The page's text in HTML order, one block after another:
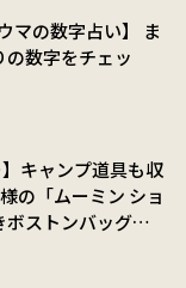
マの数字占い】 ま
数字をチェッ
キャンプ道具も収
の「ムーミン ショ
ストンバッグ」